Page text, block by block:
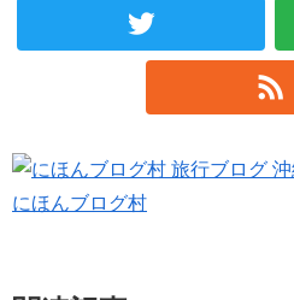
にほんブログ村